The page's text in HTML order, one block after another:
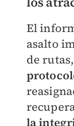
El
asalto
de
la